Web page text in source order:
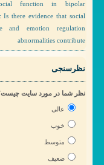
function in bipolar
Is there evidence that social
and emotion regulation
abnormalities contribute
نظرسنجی
نظر شما در مورد سایت
عالی
خوب
متوسط
ضعیف